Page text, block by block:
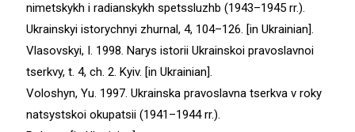
nimetskykh i radianskykh spetssluzhb (1943–1945 rr.).
Ukrainskyi istorychnyi zhurnal, 4, 104–126. [in Ukrainian].
Vlasovskyi, I. 1998. Narys istorii Ukrainskoi pravoslavnoi
tserkvy, t. 4, ch. 2. Kyiv. [in Ukrainian].
Voloshyn, Yu. 1997. Ukrainska pravoslavna tserkva v roky
natsystskoi okupatsii (1941–1944 rr.).